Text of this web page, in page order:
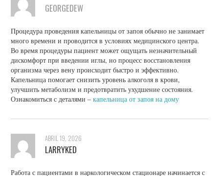
GEORGEDEW
Процедура проведения капельницы от запоя обычно не занимает
много времени и проводится в условиях медицинского центра.
Во время процедуры пациент может ощущать незначительный
дискомфорт при введении иглы, но процесс восстановления
организма через вену происходит быстро и эффективно.
Капельница помогает снизить уровень алкоголя в крови,
улучшить метаболизм и предотвратить ухудшение состояния.
Ознакомиться с деталями –капельница от запоя на дому
ABRIL 19, 2026
LARRYKED
Работа с пациентами в наркологическом стационаре начинается с